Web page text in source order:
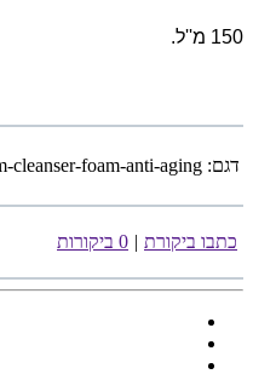
150 מ''ל.
דגם: cleanser-foam-anti-aging
כתבו ביקורת | 0 ביקורות